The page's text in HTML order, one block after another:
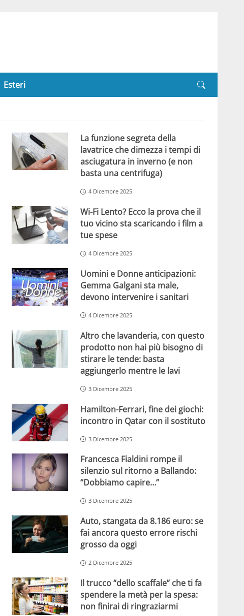
Esteri
La funzione segreta della
lavatrice che dimezza i tempi di
asciugatura in inverno (e non
basta una centrifuga)
4 Dicembre 2025
Wi-Fi Lento? Ecco la prova che il
tuo vicino sta scaricando i film a
tue spese
4 Dicembre 2025
Uomini e Donne anticipazioni:
Gemma Galgani sta male,
devono intervenire i sanitari
4 Dicembre 2025
Altro che lavanderia, con questo
prodotto non hai più bisogno di
stirare le tende: basta
aggiungerlo mentre le lavi
3 Dicembre 2025
Hamilton-Ferrari, fine dei giochi:
incontro in Qatar con il sostituto
3 Dicembre 2025
Francesca Fialdini rompe il
silenzio sul ritorno a Ballando:
“Dobbiamo capire…”
3 Dicembre 2025
Auto, stangata da 8.186 euro: se
fai ancora questo errore rischi
grosso da oggi
2 Dicembre 2025
Il trucco “dello scaffale” che ti fa
spendere la metà per la spesa:
non finirai di ringraziarmi